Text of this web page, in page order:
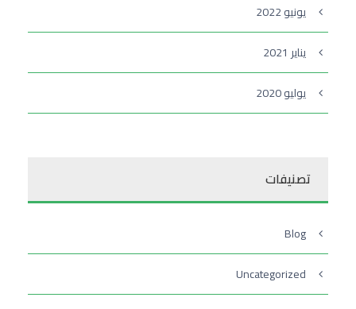
يونيو 2022
يناير 2021
يوليو 2020
تصنيفات
Blog
Uncategorized